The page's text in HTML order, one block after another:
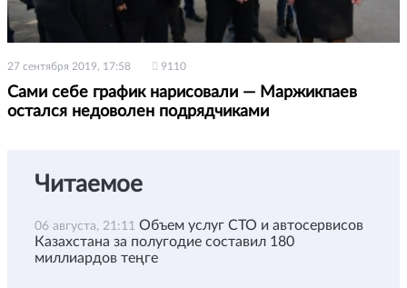
27 сентября 2019, 17:58 9110
Сами себе график нарисовали — Маржикпаев
остался недоволен подрядчиками
Читаемое
06 августа, 21:11 Объем услуг СТО и автосервисов
Казахстана за полугодие составил 180
миллиардов теңге